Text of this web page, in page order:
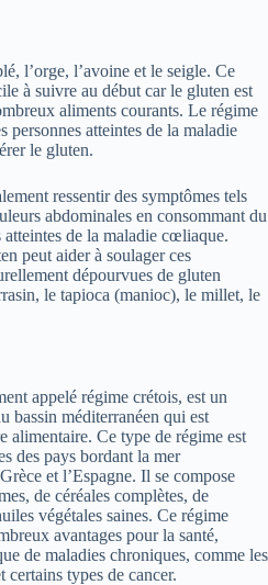
l’orge, l’avoine et le seigle. Ce
à suivre au début car le gluten est
aliments courants. Le régime
personnes atteintes de la maladie
le gluten.
ressentir des symptômes tels
abdominales en consommant du
atteintes de la maladie cœliaque.
peut aider à soulager ces
dépourvues de gluten
le tapioca (manioc), le millet, le
appelé régime crétois, est un
bassin méditerranéen qui est
alimentaire. Ce type de régime est
des pays bordant la mer
et l’Espagne. Il se compose
de céréales complètes, de
végétales saines. Ce régime
avantages pour la santé,
de maladies chroniques, comme les
certains types de cancer.